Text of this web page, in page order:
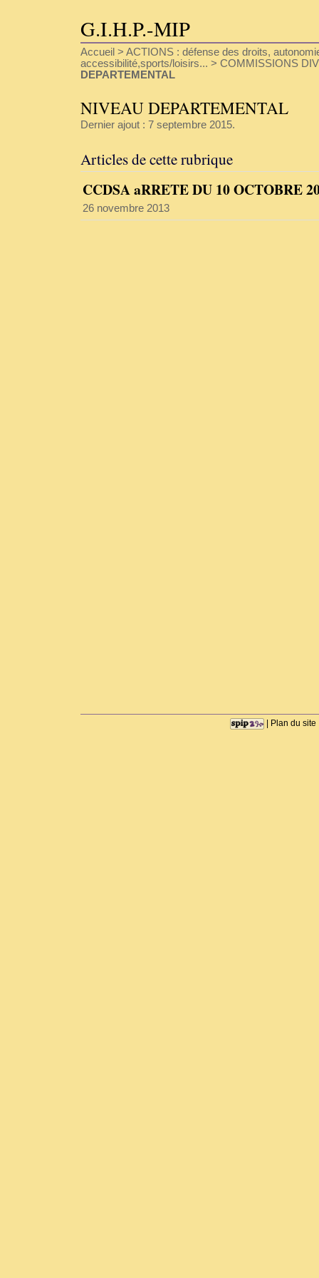
G.I.H.P.-MIP
Accueil > ACTIONS : défense des droits,
accessibilité,sports/loisirs... > COMMISSIONS
DEPARTEMENTAL
NIVEAU DEPARTEMENTAL
Dernier ajout : 7 septembre 2015.
Articles de cette rubrique
CCDSA aRRETE DU 10 OCTOBRE
26 novembre 2013
| Plan du site